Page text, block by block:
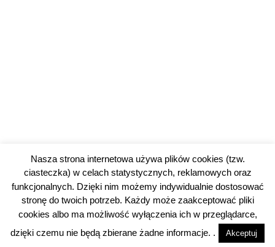
© 2026 piotrkowski24.pl | Polityka prywatności
Nasza strona internetowa używa plików cookies (tzw.
ciasteczka) w celach statystycznych, reklamowych oraz
funkcjonalnych. Dzięki nim możemy indywidualnie dostosować
stronę do twoich potrzeb. Każdy może zaakceptować pliki
cookies albo ma możliwość wyłączenia ich w przeglądarce,
dzięki czemu nie będą zbierane żadne informacje. .
Akceptuj